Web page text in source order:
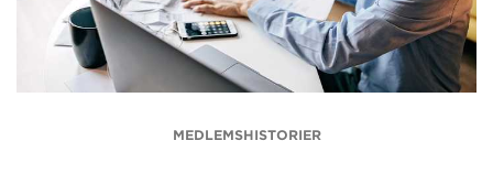
MEDLEMSHISTORIER